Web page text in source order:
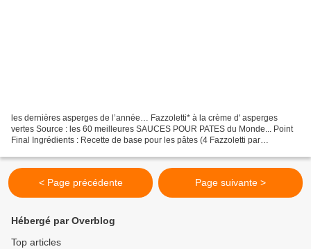
les dernières asperges de l’année… Fazzoletti* à la crème d' asperges
vertes Source : les 60 meilleures SAUCES POUR PATES du Monde... Point
Final Ingrédients : Recette de base pour les pâtes (4 Fazzoletti par
< Page précédente Page suivante >
Hébergé par Overblog
Top articles